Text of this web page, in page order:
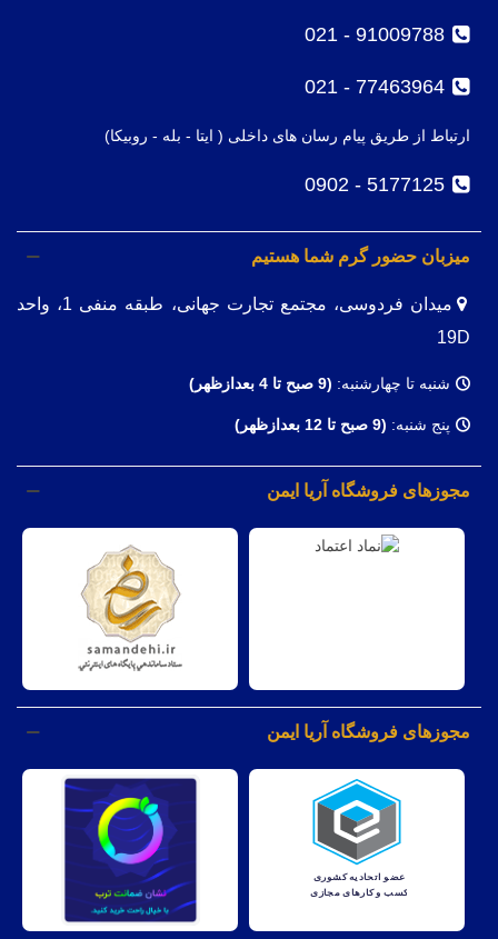
91009788 - 021
77463964 - 021
ارتباط از طریق پیام رسان های داخلی ( ایتا - بله - روبیکا)
5177125 - 0902
میزبان حضور گرم شما هستیم
میدان فردوسی، مجتمع تجارت جهانی، طبقه منفی 1، واحد
19D
شنبه تا چهارشنبه: (9 صبح تا 4 بعدازظهر)
پنج شنبه: (9 صبح تا 12 بعدازظهر)
مجوزهای فروشگاه آریا ایمن
مجوزهای فروشگاه آریا ایمن